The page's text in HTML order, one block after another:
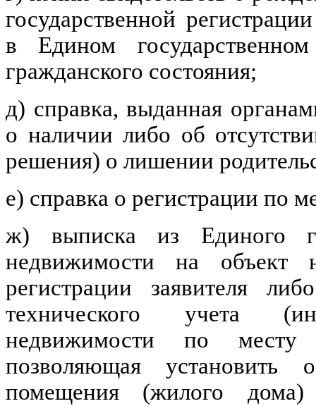
государственной
в Едином
гражданского состояния;
д) справка, выданная
о наличии либо об
решения) о лишении
е) справка о регистрации по
ж) выписка из Единого
недвижимости на объект
регистрации заявителя
технического учета
недвижимости по месту
позволяющая
помещения (жилого